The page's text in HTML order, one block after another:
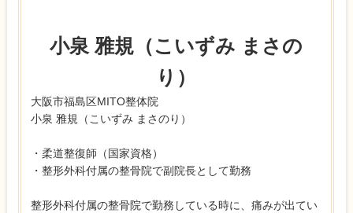
小泉 雅規（こいずみ まさの
り）
大阪市福島区MITO整体院
小泉 雅規（こいずみ まさのり）
・柔道整復師（国家資格）
・整形外科付属の整骨院で副院長として勤務
整形外科付属の整骨院で勤務している時に、痛みが出てい